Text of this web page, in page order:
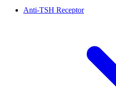
Anti-TSH Receptor